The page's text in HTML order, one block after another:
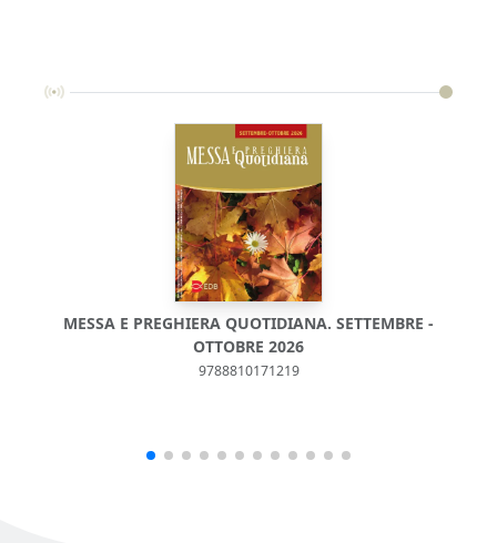
MESSA E PREGHIERA QUOTIDIANA. SETTEMBRE -
OTTOBRE 2026
9788810171219